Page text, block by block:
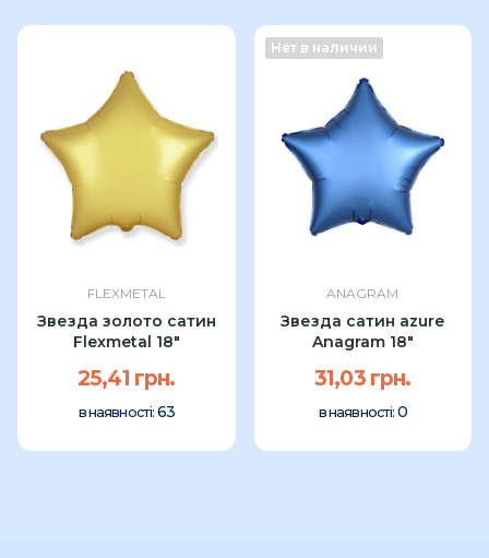
FLEXMETAL
Звезда золото сатин
Flexmetal 18"
25,41 грн.
в наявності: 63
Нет в наличии
ANAGRAM
Звезда сатин azure
Anagram 18"
31,03 грн.
в наявності: 0